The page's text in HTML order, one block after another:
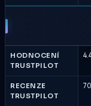
Securities
vs
Global
Prime
Porovnání
brokerů
HODNOCENÍ
TRUSTPILOT
RECENZE
TRUSTPILOT